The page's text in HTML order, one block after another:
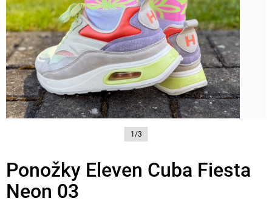
1/3
Ponožky Eleven Cuba Fiesta
Neon 03